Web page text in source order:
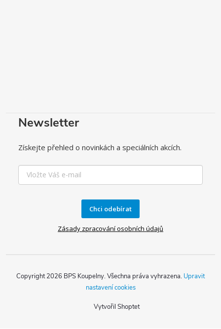
Newsletter
Získejte přehled o novinkách a speciálních akcích.
Chci odebírat
Zásady zpracování osobních údajů
Vytvořil Shoptet
Copyright 2026 BPS Koupelny. Všechna práva vyhrazena. Upravit
nastavení cookies